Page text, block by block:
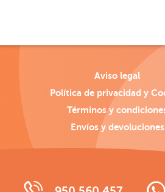
Aviso legal
Política de privacidad y
Términos y
Envíos y devoluciones